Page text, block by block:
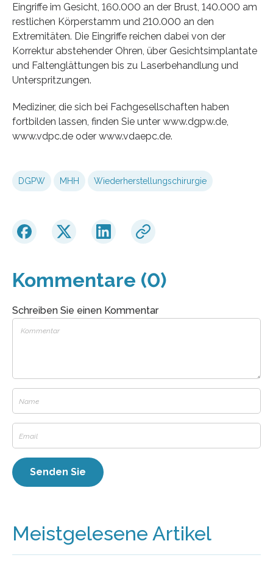
Eingriffe im Gesicht, 160.000 an der Brust, 140.000 am
restlichen Körperstamm und 210.000 an den
Extremitäten. Die Eingriffe reichen dabei von der
Korrektur abstehender Ohren, über Gesichtsimplantate
und Faltenglättungen bis zu Laserbehandlung und
Unterspritzungen.
Mediziner, die sich bei Fachgesellschaften haben
fortbilden lassen, finden Sie unter www.dgpw.de,
www.vdpc.de oder www.vdaepc.de.
DGPW MHH Wiederherstellungschirurgie
Kommentare (0)
Schreiben Sie einen Kommentar
Meistgelesene Artikel